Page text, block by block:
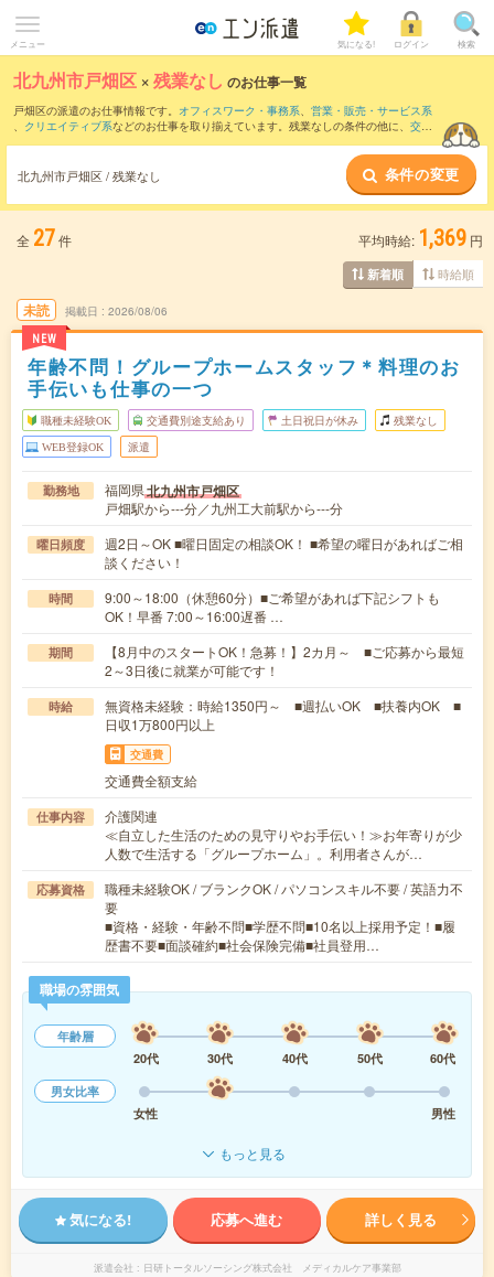
メニュー 気になる! ログイン 検索
北九州市戸畑区 ×残業なし のお仕事一覧
戸畑区の派遣のお仕事情報です。 オフィスワーク・事務系、 営業・販売・サービス系
、 クリエイティブ系などのお仕事を取り揃えています。残業なしの条件の他に、 交通
北九州市戸畑区 / 残業なし 条件の変更
全 27件 平均時給: 1,369 円
新着順 時給順
未読
NEW
掲載日 2026/08/06
年齢不問！グループホームスタッフ＊料理のお
手伝いも仕事の一つ
職種未経験OK 交通費別途支給あり 土日祝日が休み 残業なし
WEB登録OK 派遣
勤務地 福岡県北九州市戸畑区
戸畑駅から---分／九州工大前駅から---分
曜日頻度
週2日～OK ■曜日固定の相談OK！ ■希望の曜日があればご相
談ください！
時間
9:00～18:00（休憩60分）■ご希望があれば下記シフトも
OK！早番 7:00～16:00遅番 …
期間
【8月中のスタートOK！急募！】2カ月～ ■ご応募から最短
2～3日後に就業が可能です！
時給
無資格未経験：時給1350円～ ■週払いOK ■扶養内OK ■
日収1万800円以上
交通費
交通費全額支給
仕事内容
介護関連
≪自立した生活のための見守りやお手伝い！≫お年寄りが少
人数で生活する「グループホーム」。利用者さんが…
応募資格
職種未経験OK / ブランクOK / パソコンスキル不要 / 英語力不
要
■資格・経験・年齢不問■学歴不問■10名以上採用予定！■履
歴書不要■面談確約■社会保険完備■社員登用…
職場の雰囲気
年齢層
20代
30代 40代 50代
60代
男女比率
女性
男性
もっと見る
気になる! 応募へ進む 詳しく見る
派遣会社 日研トータルソーシング株式会社 メディカルケア事業部